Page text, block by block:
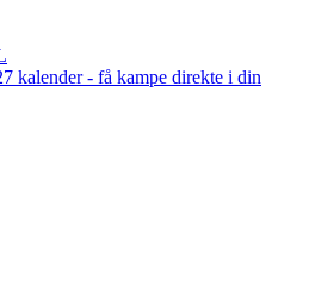
kalender - få kampe direkte i din